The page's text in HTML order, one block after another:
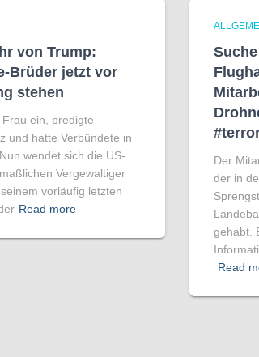
von Trump:
Brüder jetzt vor
stehen
ein, predigte
und hatte Verbündete in
wendet sich die US-
Vergewaltiger
vorläufig letzten
Read more
Der
der in
gehabt.
Read